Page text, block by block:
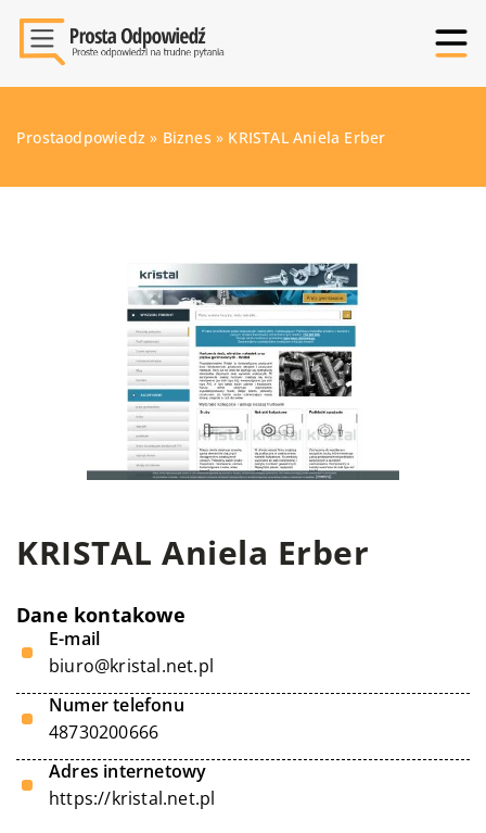
Prostaodpowiedz » Biznes » KRISTAL Aniela Erber
KRISTAL Aniela Erber
Dane kontakowe
E-mail
biuro@kristal.net.pl
Numer telefonu
48730200666
Adres internetowy
https://kristal.net.pl